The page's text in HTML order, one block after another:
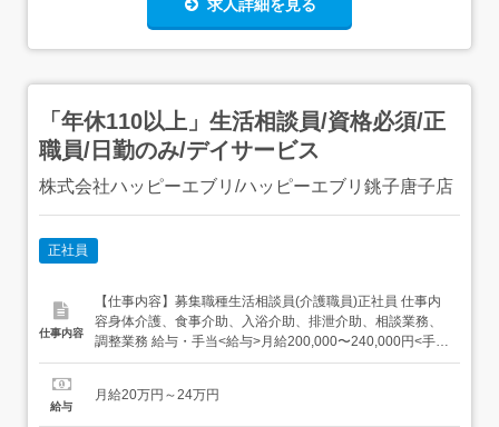
求人詳細を見る
「年休110以上」生活相談員/資格必須/正
職員/日勤のみ/デイサービス
株式会社ハッピーエブリ/ハッピーエブリ銚子唐子店
正社員
仕事内容
【仕事内容】募集職種生活相談員(介護職員)正社員 仕事内
容身体介護、食事介助、入浴介助、排泄介助、相談業務、
調整業務 給与・手当<給与>月給200,000〜240,000円<手当
>交通費支給:実費(上限なし)<賞与>賞与あり 勤務時間日勤
フト相談可 休日・休暇有給消化促進、年間休日...
給与
月給20万円～24万円